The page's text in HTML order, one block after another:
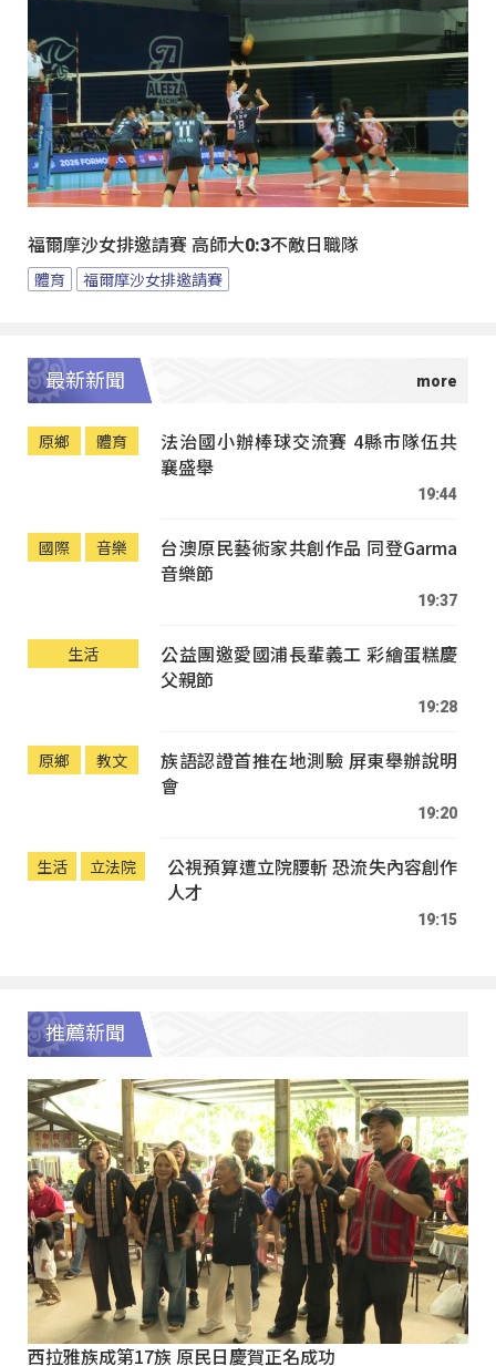
福爾摩沙女排邀請賽 高師大0:3不敵日職隊
體育 福爾摩沙女排邀請賽
最新新聞
原鄉 體育
法治國小辦棒球交流賽 4縣市隊伍共
襄盛舉
19:44
國際 音樂
台澳原民藝術家共創作品 同登Garma
音樂節
19:37
生活
公益團邀愛國浦長輩義工 彩繪蛋糕慶
父親節
19:28
原鄉 教文
族語認證首推在地測驗 屏東舉辦說明
會
19:20
生活 立法院
公視預算遭立院腰斬 恐流失內容創作
人才
19:15
推薦新聞
西拉雅族成第17族 原民日慶賀正名成功